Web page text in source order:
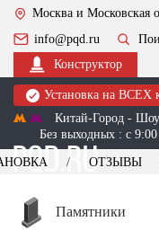
Москва и Московская
info@pqd.ru
Конструктор
Установка на ВСЕХ
Китай-Город -
Без выходных : с
+7 (495) 518-
ОТЗЫВЫ
Памятники